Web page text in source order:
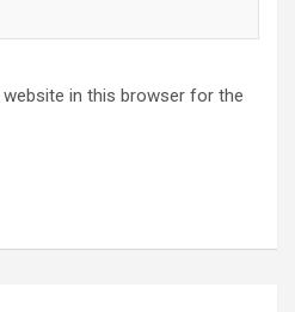
website in this browser for the